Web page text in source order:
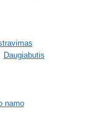
Daugiabutis
namo